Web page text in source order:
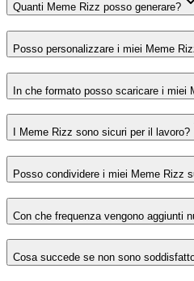
Quanti Meme Rizz posso generare?
Posso personalizzare i miei Meme
In che formato posso scaricare i miei
I Meme Rizz sono sicuri per il lavoro?
Posso condividere i miei Meme Rizz
Con che frequenza vengono aggiunti
Cosa succede se non sono